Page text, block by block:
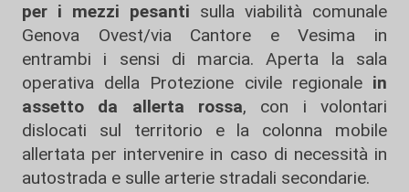
per i mezzi pesanti sulla viabilità comunale
Genova Ovest/via Cantore e Vesima in
entrambi i sensi di marcia. Aperta la sala
operativa della Protezione civile regionale in
assetto da allerta rossa, con i volontari
dislocati sul territorio e la colonna mobile
allertata per intervenire in caso di necessità in
autostrada e sulle arterie stradali secondarie.